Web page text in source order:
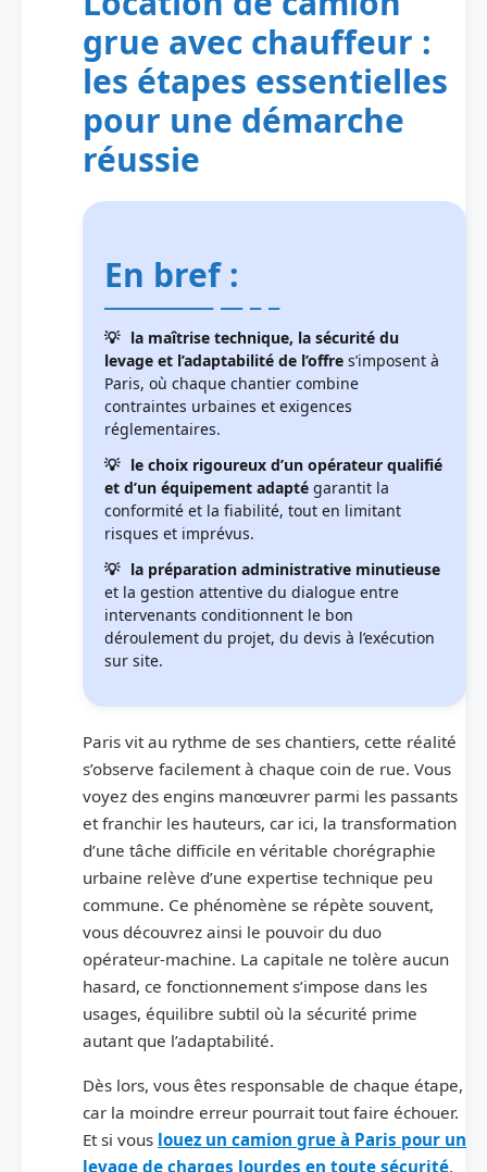
grue avec chauffeur :
les étapes essentielles
pour une démarche
réussie
En bref :
la maîtrise technique, la sécurité du
levage et l’adaptabilité de l’offre s’imposent à
Paris, où chaque chantier combine
contraintes urbaines et exigences
réglementaires.
le choix rigoureux d’un opérateur qualifié
et d’un équipement adapté garantit la
conformité et la fiabilité, tout en limitant
risques et imprévus.
la préparation administrative minutieuse
et la gestion attentive du dialogue entre
intervenants conditionnent le bon
déroulement du projet, du devis à l’exécution
sur site.
Paris vit au rythme de ses chantiers, cette réalité
s’observe facilement à chaque coin de rue. Vous
voyez des engins manœuvrer parmi les passants
et franchir les hauteurs, car ici, la transformation
d’une tâche difficile en véritable chorégraphie
urbaine relève d’une expertise technique peu
commune. Ce phénomène se répète souvent,
vous découvrez ainsi le pouvoir du duo
opérateur-machine. La capitale ne tolère aucun
hasard, ce fonctionnement s’impose dans les
usages, équilibre subtil où la sécurité prime
autant que l’adaptabilité.
Dès lors, vous êtes responsable de chaque étape,
car la moindre erreur pourrait tout faire échouer.
Et si vous louez un camion grue à Paris pour un
levage de charges lourdes en toute sécurité,